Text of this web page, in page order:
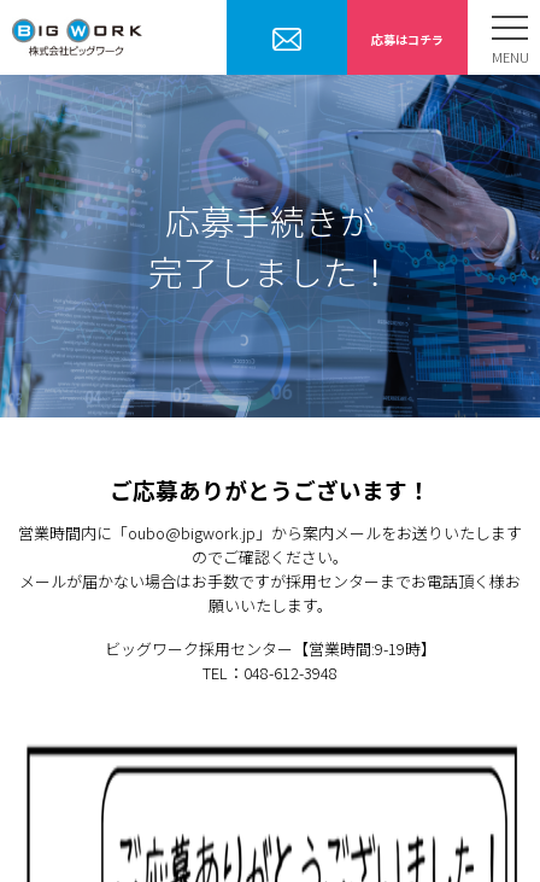
ホーム
お仕事内容
勤務までの流れ
採用情報
会社案内
お問合せ
応募はコチラ
応募手続きが
完了しました！
ご応募ありがとうございます！
営業時間内に「oubo@bigwork.jp」から案内メールをお送りいたします
のでご確認ください。
メールが届かない場合はお手数ですが採用センターまでお電話頂く様お
願いいたします。
ビッグワーク採用センター【営業時間:9-19時】
TEL： 048-612-3948